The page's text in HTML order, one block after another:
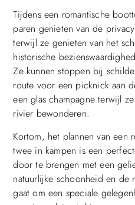
Tijdens een romantische
paren genieten van de
terwijl ze genieten van het
historische
Ze kunnen stoppen bij
route voor een picknick aan
een glas champagne terwijl
rivier bewonderen.
Kortom, het plannen van een
twee in kampen is een
door te brengen met een
natuurlijke schoonheid en de
gaat om een speciale